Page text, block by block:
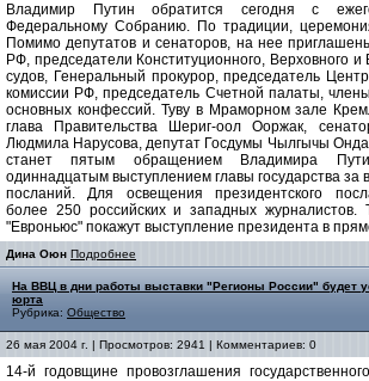
Владимир Путин обратится сегодня с
Федеральному Собранию. По традиции,
Помимо депутатов и сенаторов, на нее
РФ, председатели Конституционного, Верховного
судов, Генеральный прокурор, председатель
комиссии РФ, председатель Счетной палаты,
основных конфессий. Туву в Мраморном зале
глава Правительства Шериг-оол Ооржак,
Людмила Нарусова, депутат Госдумы Чылгычы
станет пятым обращением Владимира
одиннадцатым выступлением главы государства за
посланий. Для освещения президентского
более 250 российских и западных журналистов.
"Евроньюс" покажут выступление президента в
Дина Оюн Подробнее
На ВВЦ в дни работы выставки "Регионы России" будет
юрта
Рубрика: Общество
26 мая 2004 г. | Просмотров: 2941 | Комментариев: 0
14-й годовщине провозглашения